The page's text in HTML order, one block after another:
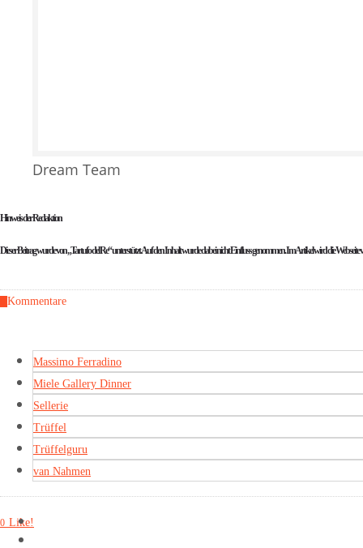
Dream Team
Hinweis der Redaktion
Dieser Beitrag wurde von „Tartufo del Re“ unterstützt. Auf den Inhalt wurde dabei nicht Einfluss genommen. Im Artikel wird die
Kommentare
Massimo Ferradino
Miele Gallery Dinner
Sellerie
Trüffel
Trüffelguru
van Nahmen
0 Like!